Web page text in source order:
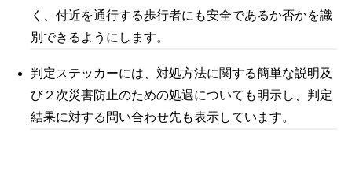
く、付近を通行する歩行者にも安全であるか否かを識
別できるようにします。
判定ステッカーには、対処方法に関する簡単な説明及
び２次災害防止のための処遇についても明示し、判定
結果に対する問い合わせ先も表示しています。